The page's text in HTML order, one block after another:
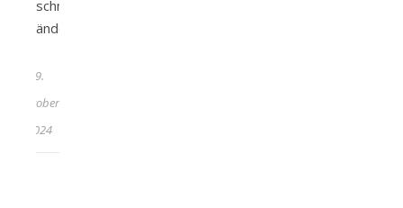
schnell
ändern…
9.
Oktober
2024